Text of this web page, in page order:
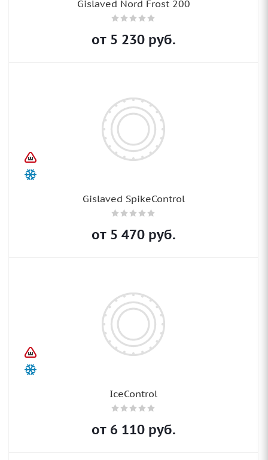
Gislaved Nord Frost 200
от 5 230руб.
Gislaved SpikeControl
от 5 470руб.
IceControl
от 6 110руб.